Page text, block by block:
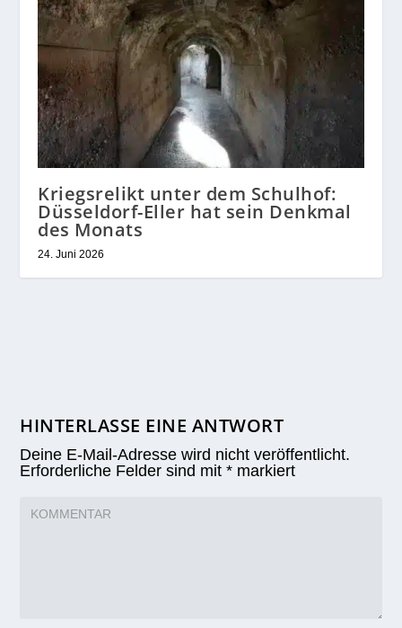
Kriegsrelikt unter dem Schulhof:
Düsseldorf-Eller hat sein Denkmal
des Monats
24. Juni 2026
HINTERLASSE EINE ANTWORT
Deine E-Mail-Adresse wird nicht veröffentlicht.
Erforderliche Felder sind mit* markiert